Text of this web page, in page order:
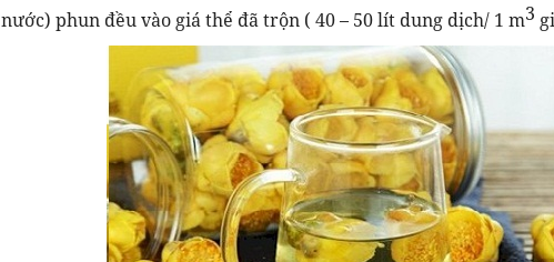
nước) phun đều vào giá thể đã trộn ( 40 – 50 lít dung dịch/ 1 m3